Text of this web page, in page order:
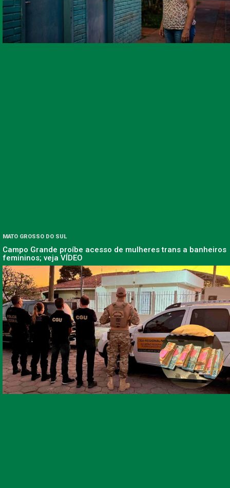
MATO GROSSO DO SUL
Campo Grande proíbe acesso de mulheres trans a banheiros
femininos; veja VÍDEO